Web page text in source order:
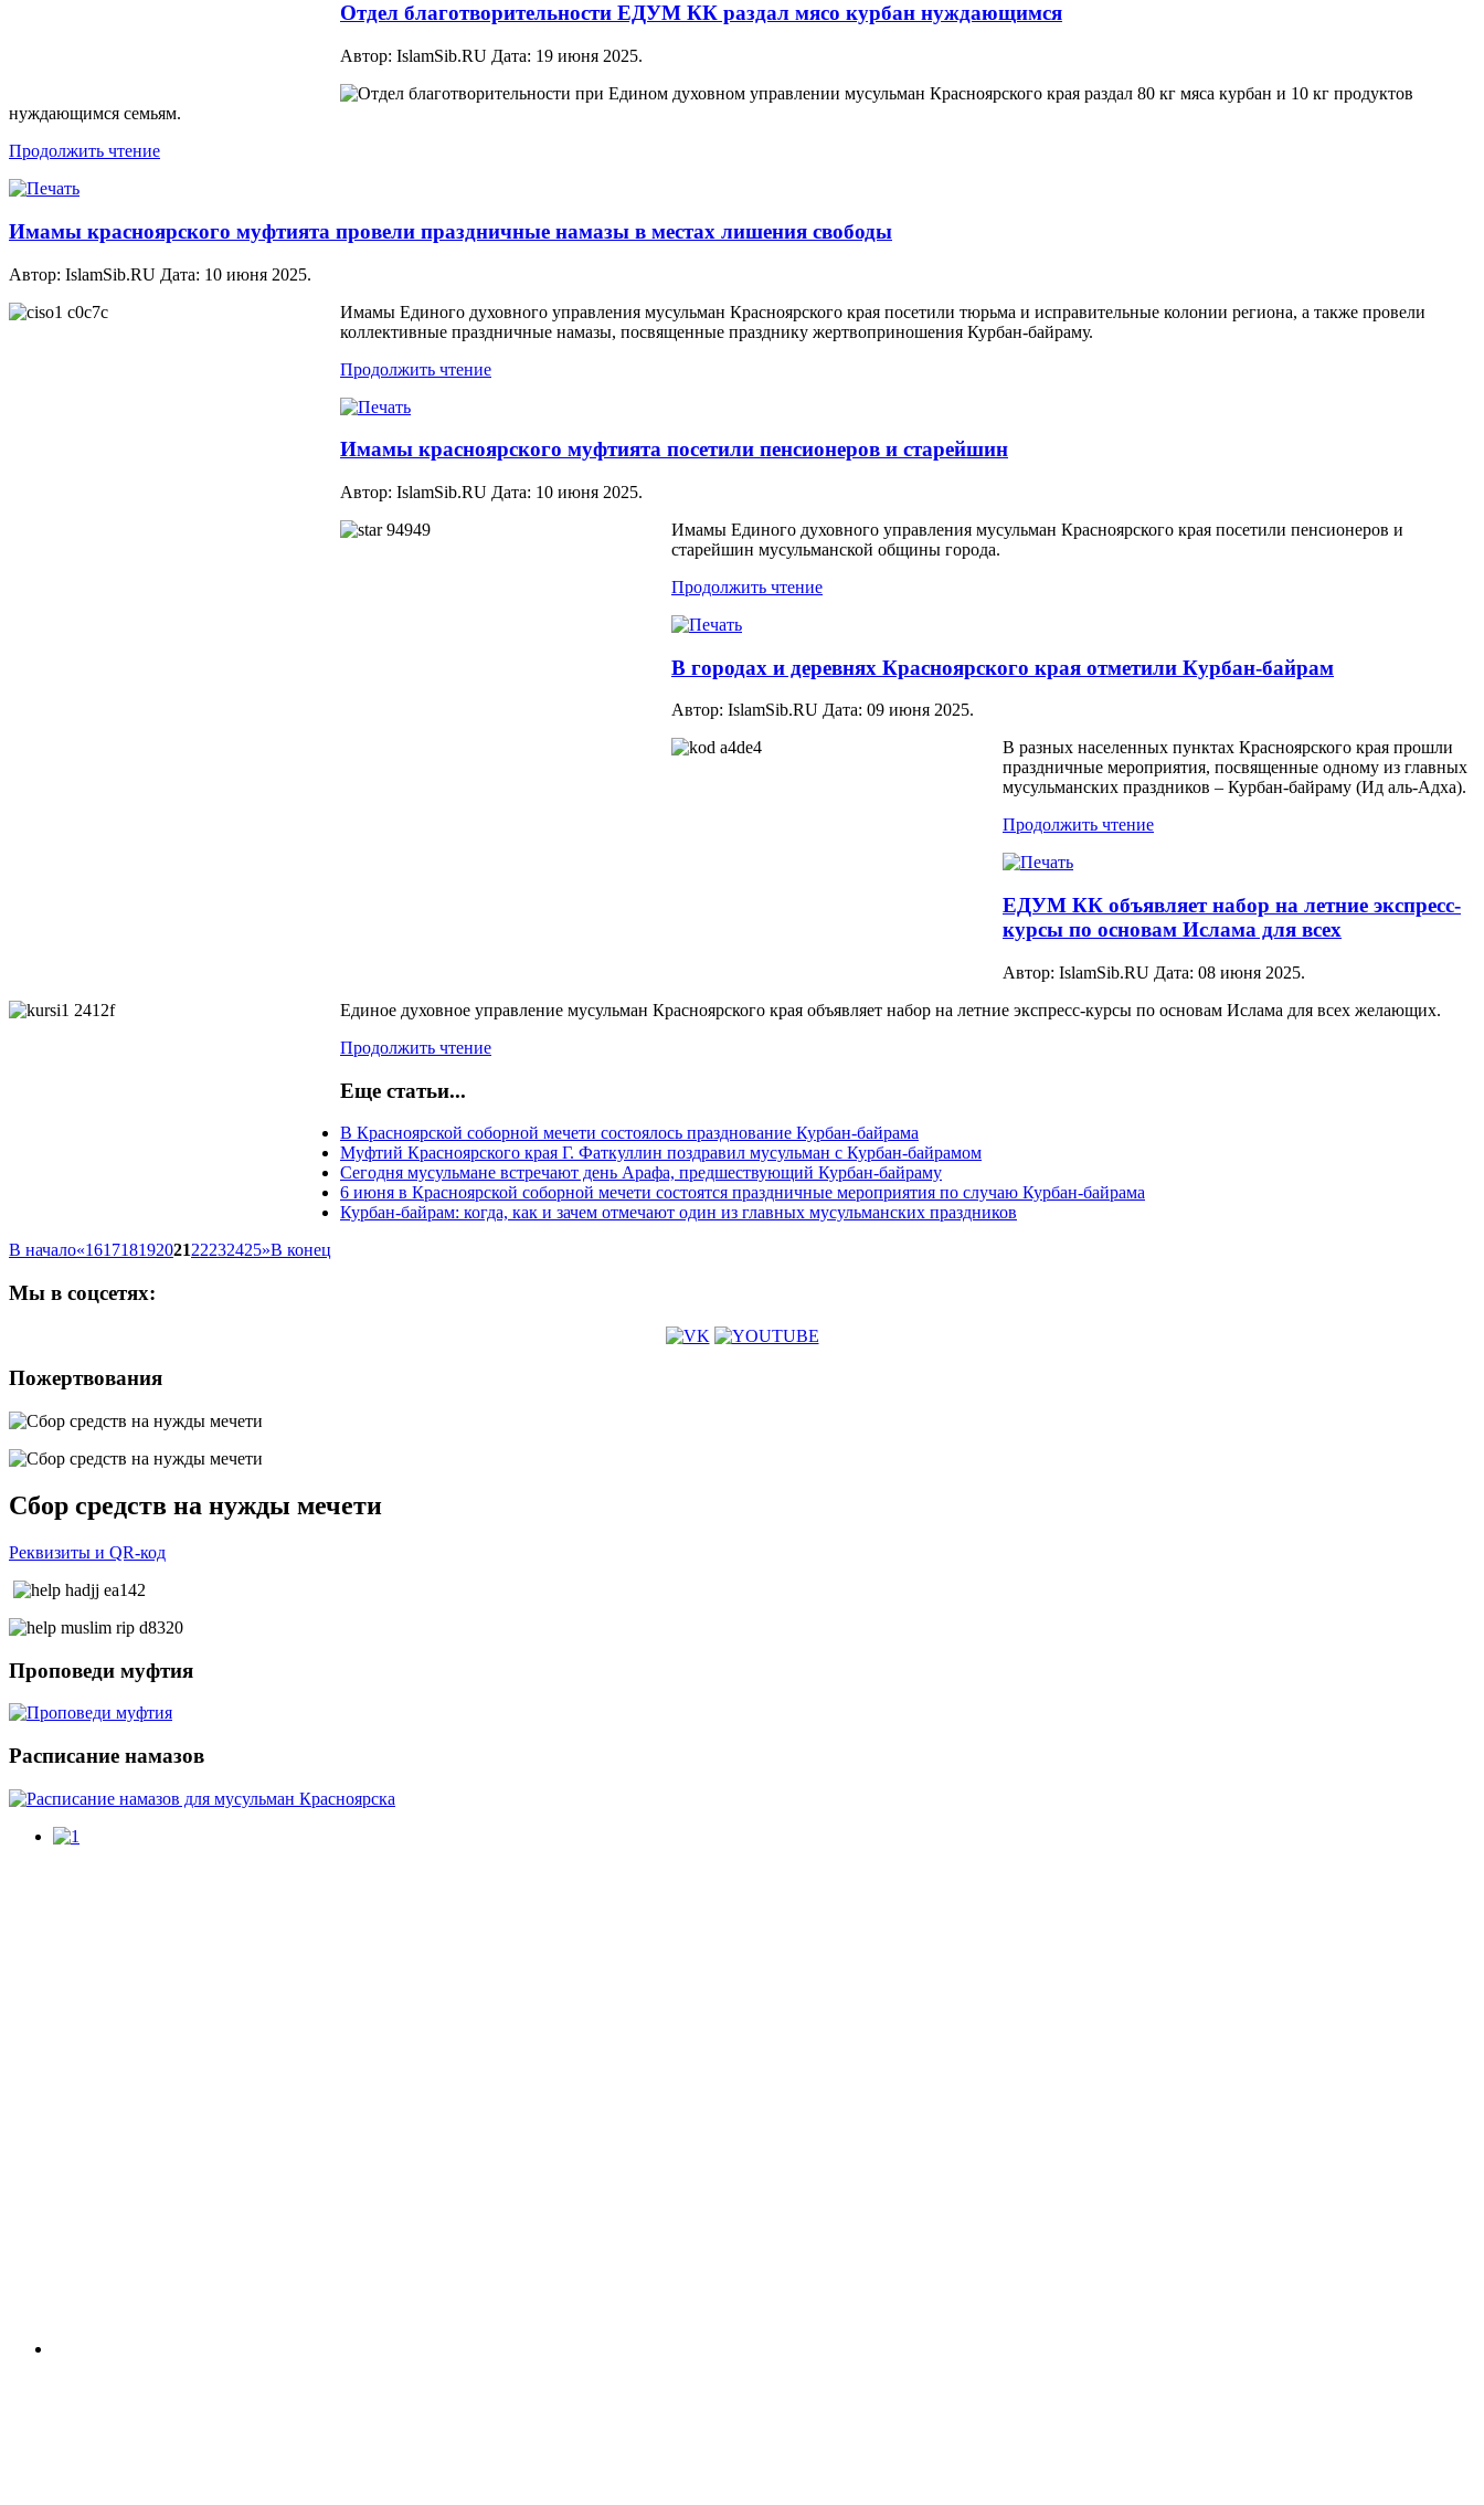
Отдел благотворительности ЕДУМ КК раздал мясо курбан нуждающимся
Автор: IslamSib.RU Дата: 19 июня 2025.
Отдел благотворительности при Едином духовном управлении мусульман Красноярского края раздал 80 кг мяса курбан и 10 кг продуктов
нуждающимся семьям.
Продолжить чтение
Имамы красноярского муфтията провели праздничные намазы в местах лишения свободы
Автор: IslamSib.RU Дата: 10 июня 2025.
Имамы Единого духовного управления мусульман Красноярского края посетили тюрьма и исправительные колонии региона, а также провели
коллективные праздничные намазы, посвященные празднику жертвоприношения Курбан-байраму.
Продолжить чтение
Имамы красноярского муфтията посетили пенсионеров и старейшин
Автор: IslamSib.RU Дата: 10 июня 2025.
Имамы Единого духовного управления мусульман Красноярского края посетили пенсионеров и
старейшин мусульманской общины города.
Продолжить чтение
В городах и деревнях Красноярского края отметили Курбан-байрам
Автор: IslamSib.RU Дата: 09 июня 2025.
В разных населенных пунктах Красноярского края прошли
праздничные мероприятия, посвященные одному из главных
мусульманских праздников – Курбан-байраму (Ид аль-Адха).
Продолжить чтение
ЕДУМ КК объявляет набор на летние экспресс-
курсы по основам Ислама для всех
Автор: IslamSib.RU Дата: 08 июня 2025.
Единое духовное управление мусульман Красноярского края объявляет набор на летние экспресс-курсы по основам Ислама для всех желающих.
Продолжить чтение
Еще статьи...
В Красноярской соборной мечети состоялось празднование Курбан-байрама
Муфтий Красноярского края Г. Фаткуллин поздравил мусульман с Курбан-байрамом
Сегодня мусульмане встречают день Арафа, предшествующий Курбан-байраму
6 июня в Красноярской соборной мечети состоятся праздничные мероприятия по случаю Курбан-байрама
Курбан-байрам: когда, как и зачем отмечают один из главных мусульманских праздников
В начало«16171819202122232425»В конец
Мы в соцсетях:
Пожертвования
Сбор средств на нужды мечети
Реквизиты и QR-код
Проповеди муфтия
Расписание намазов